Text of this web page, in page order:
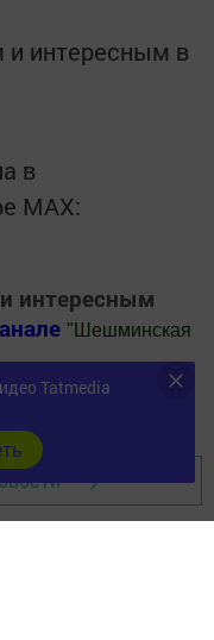
интересным в
в
MАХ:
интересным
" Шешминская
Tatmedia